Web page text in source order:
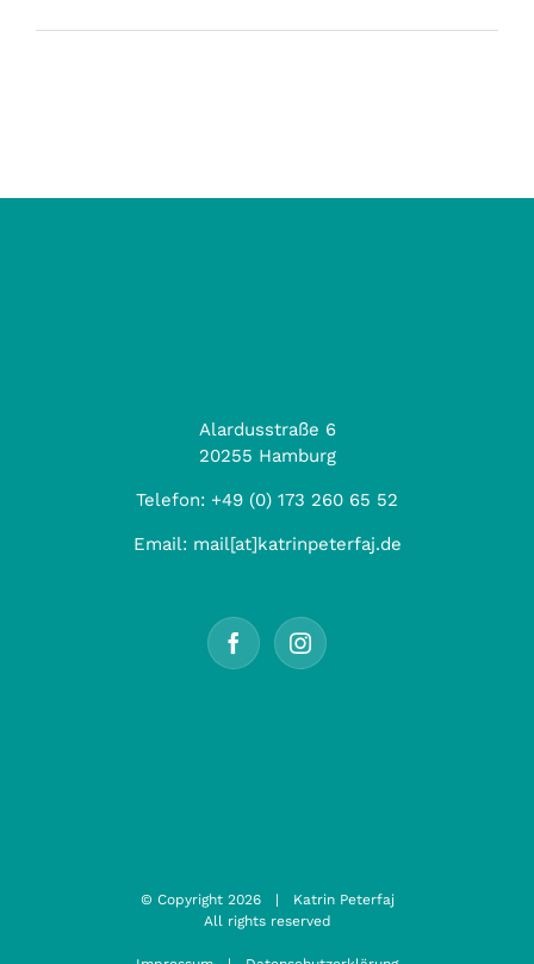
Alardusstraße 6
20255 Hamburg
Telefon: +49 (0) 173 260 65 52
Email: mail[at]katrinpeterfaj.de
© Copyright 2026 | Katrin Peterfaj
All rights reserved